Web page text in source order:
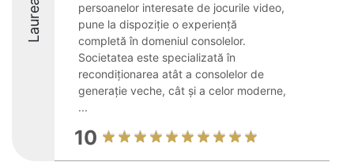
Laureați
persoanelor interesate de jocurile video,
pune la dispoziție o experiență
completă în domeniul consolelor.
Societatea este specializată în
recondiționarea atât a consolelor de
generație veche, cât și a celor moderne,
...
10